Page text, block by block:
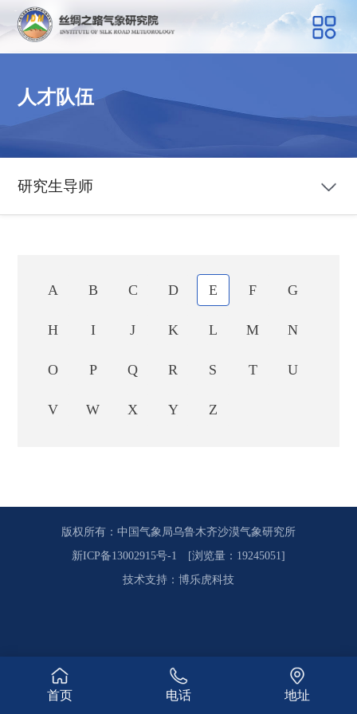
人才队伍
研究生导师
A B C D E F G
H I J K L M N
O P Q R S T U
V W X Y Z
版权所有：中国气象局乌鲁木齐沙漠气象研究所
新ICP备13002915号-1 [浏览量：19245051]
技术支持 ： 博乐虎科技
首页 电话 地址